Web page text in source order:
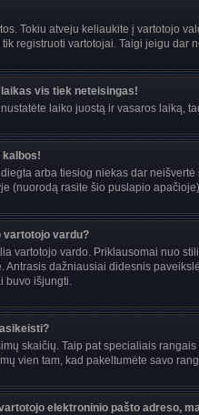
Tokiu atveju keliaukite į vartotojo
registruoti vartotojai. Taigi jeigu dar
vis tiek neteisingas!
laiko juostą ir vasaros laiką,
kalbos!
arba tiesiog niekas dar
(nuorodą rasite šio puslapio
vartotojo vardu?
vartotojo vardo. Priklausomai nuo
Antrasis dažniausiai didesnis
buvo išjungti.
skaičių. Taip pat specialiais
vien tam, kad pakeltumėte savo
elektroninio pašto adreso,